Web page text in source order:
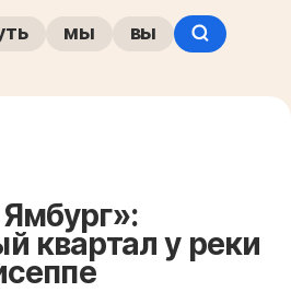
мы вы
квартал у реки